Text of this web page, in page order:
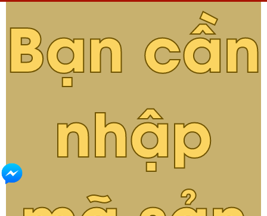
Bạn cần
nhập